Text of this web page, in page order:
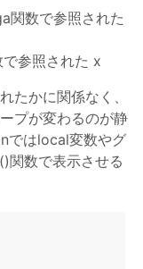
関数で参照された
参照された x
たかに関係なく、
プが変わるのが静
ではlocal変数やグ
関数で表示させる